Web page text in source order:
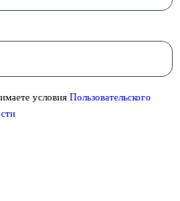
условия Пользовательского